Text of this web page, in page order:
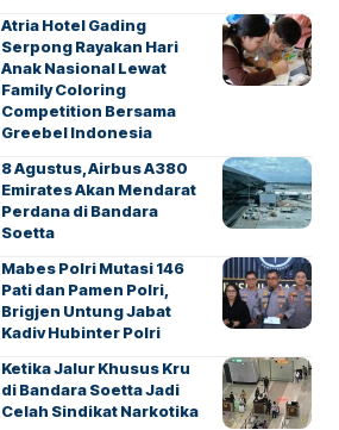
Atria Hotel Gading
Serpong Rayakan Hari
Anak Nasional Lewat
Family Coloring
Competition Bersama
Greebel Indonesia
8 Agustus, Airbus A380
Emirates Akan Mendarat
Perdana di Bandara
Soetta
Mabes Polri Mutasi 146
Pati dan Pamen Polri,
Brigjen Untung Jabat
Kadiv Hubinter Polri
Ketika Jalur Khusus Kru
di Bandara Soetta Jadi
Celah Sindikat Narkotika